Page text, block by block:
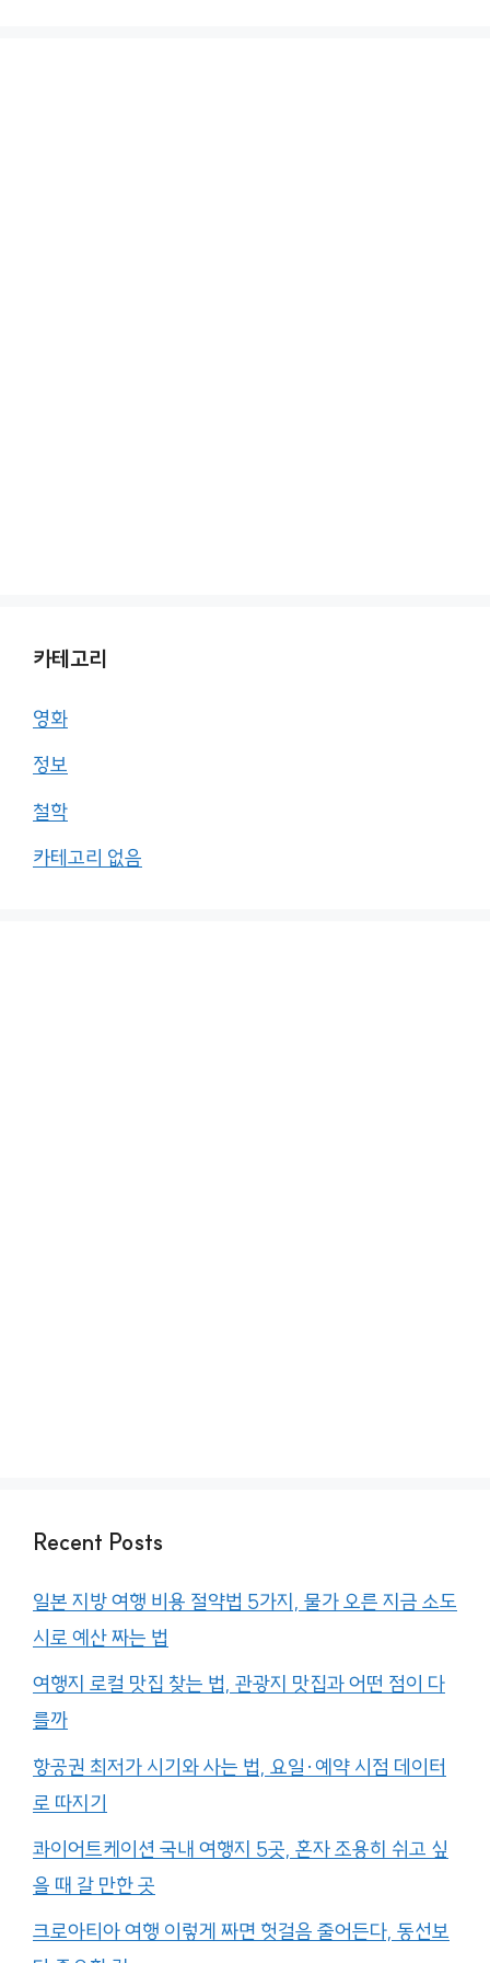
카테고리
영화
정보
철학
카테고리 없음
Recent Posts
일본 지방 여행 비용 절약법 5가지, 물가 오른 지금 소도
시로 예산 짜는 법
여행지 로컬 맛집 찾는 법, 관광지 맛집과 어떤 점이 다
를까
항공권 최저가 시기와 사는 법, 요일·예약 시점 데이터
로 따지기
콰이어트케이션 국내 여행지 5곳, 혼자 조용히 쉬고 싶
을 때 갈 만한 곳
크로아티아 여행 이렇게 짜면 헛걸음 줄어든다, 동선보